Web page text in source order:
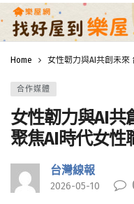
Home 女性韌力與AI共創未來
合作媒體
女性韌力與AI共
聚焦AI時代女性
台灣線報
2026-05-10